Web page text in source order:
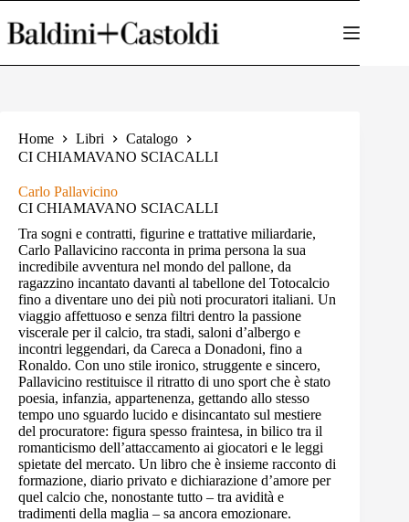
al
contenuto
Home Libri
Catalogo
CI CHIAMAVANO SCIACALLI
Carlo Pallavicino
CI CHIAMAVANO SCIACALLI
Tra sogni e contratti, figurine e trattative miliardarie,
Carlo Pallavicino racconta in prima persona la sua
incredibile avventura nel mondo del pallone, da
ragazzino incantato davanti al tabellone del Totocalcio
fino a diventare uno dei più noti procuratori italiani. Un
viaggio affettuoso e senza filtri dentro la passione
viscerale per il calcio, tra stadi, saloni d’albergo e
incontri leggendari, da Careca a Donadoni, fino a
Ronaldo. Con uno stile ironico, struggente e sincero,
Pallavicino restituisce il ritratto di uno sport che è stato
poesia, infanzia, appartenenza, gettando allo stesso
tempo uno sguardo lucido e disincantato sul mestiere
del procuratore: figura spesso fraintesa, in bilico tra il
romanticismo dell’attaccamento ai giocatori e le leggi
spietate del mercato. Un libro che è insieme racconto di
formazione, diario privato e dichiarazione d’amore per
quel calcio che, nonostante tutto – tra avidità e
tradimenti della maglia – sa ancora emozionare.